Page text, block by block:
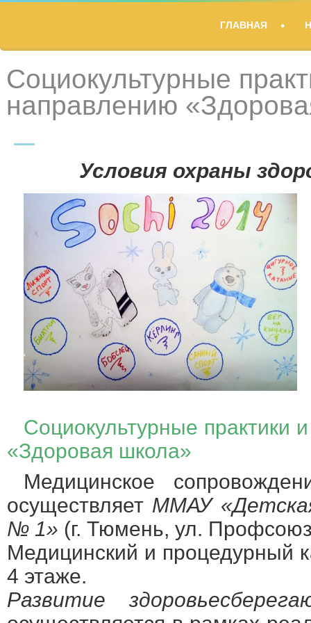
ГЛАВНАЯ
Социокультурные
направлению
Условия охраны
Социокультурные практики
«Здоровая школа»
Медицинское
осуществляет ММАУ
№ 1» (г. Тюмень, ул.
Медицинский и процедурный
4 этаже.
Развитие